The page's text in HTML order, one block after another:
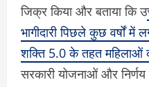
जिक्र किया और बताया कि उ
भागीदारी पिछले कुछ वर्षों में
शक्ति 5.0 के तहत महिलाओं
सरकारी योजनाओं और निर्णय